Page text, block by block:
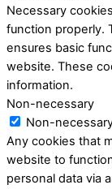
Necessary
function properly.
ensures basic
website. These
information.
Non-necessary
Non-
Any cookies that
website to
personal data via